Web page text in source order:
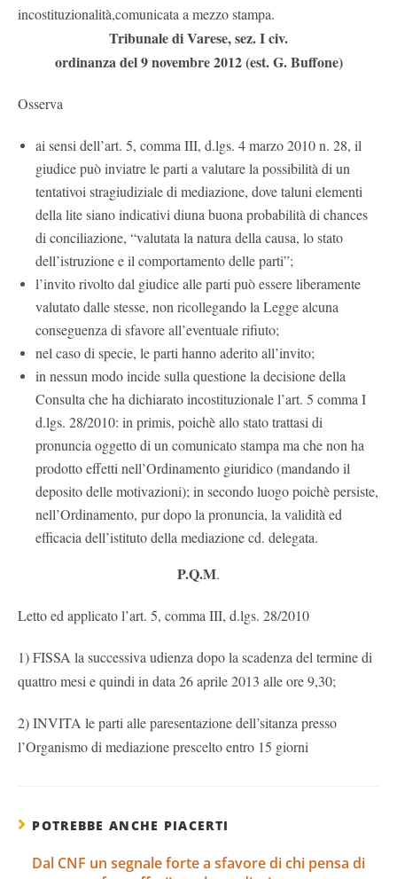
incostituzionalità,comunicata a mezzo stampa.
Tribunale di Varese, sez. I civ.
ordinanza del 9 novembre 2012 (est. G. Buffone)
Osserva
ai sensi dell’art. 5, comma III, d.lgs. 4 marzo 2010 n. 28, il
giudice può inviatre le parti a valutare la possibilità di un
tentativoi stragiudiziale di mediazione, dove taluni elementi
della lite siano indicativi diuna buona probabilità di chances
di conciliazione, “valutata la natura della causa, lo stato
dell’istruzione e il comportamento delle parti”;
l’invito rivolto dal giudice alle parti può essere liberamente
valutato dalle stesse, non ricollegando la Legge alcuna
conseguenza di sfavore all’eventuale rifiuto;
nel caso di specie, le parti hanno aderito all’invito;
in nessun modo incide sulla questione la decisione della
Consulta che ha dichiarato incostituzionale l’art. 5 comma I
d.lgs. 28/2010: in primis, poichè allo stato trattasi di
pronuncia oggetto di un comunicato stampa ma che non ha
prodotto effetti nell’Ordinamento giuridico (mandando il
deposito delle motivazioni); in secondo luogo poichè persiste,
nell’Ordinamento, pur dopo la pronuncia, la validità ed
efficacia dell’istituto della mediazione cd. delegata.
P.Q.M.
Letto ed applicato l’art. 5, comma III, d.lgs. 28/2010
1) FISSA la successiva udienza dopo la scadenza del termine di
quattro mesi e quindi in data 26 aprile 2013 alle ore 9,30;
2) INVITA le parti alle paresentazione dell’sitanza presso
l’Organismo di mediazione prescelto entro 15 giorni
POTREBBE ANCHE PIACERTI
Dal CNF un segnale forte a sfavore di chi pensa di